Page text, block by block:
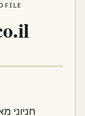
חניוני